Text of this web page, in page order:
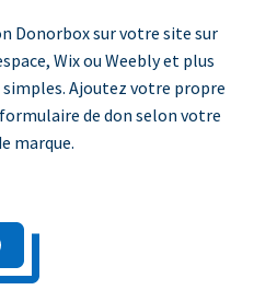
Donorbox sur votre site sur
Wix ou Weebly et plus
simples. Ajoutez votre propre
de don selon votre
marque.